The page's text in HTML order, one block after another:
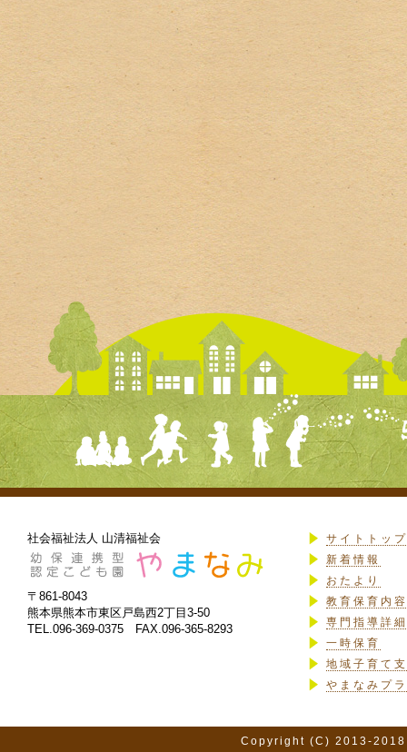
社会福祉法人 山清福祉会
〒861-8043
熊本県熊本市東区戸島西2丁目3-50
TEL.096-369-0375 FAX.096-365-8293
サイトトップ
新着情報
おたより
教育保育内
専門指導詳細
一時保育
地域子育て
やまなみプ
Copyright (C) 2013-